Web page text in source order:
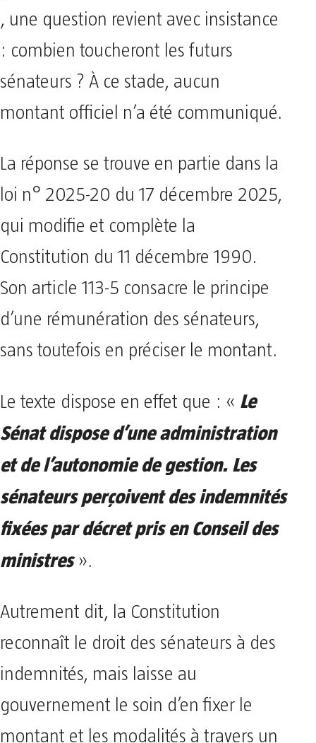
, une question revient avec insistance
: combien toucheront les futurs
sénateurs ? À ce stade, aucun
montant officiel n’a été communiqué.
La réponse se trouve en partie dans la
loi n° 2025-20 du 17 décembre 2025,
qui modifie et complète la
Constitution du 11 décembre 1990.
Son article 113-5 consacre le principe
d’une rémunération des sénateurs,
sans toutefois en préciser le montant.
Le texte dispose en effet que : « Le
Sénat dispose d’une administration
et de l’autonomie de gestion. Les
sénateurs perçoivent des indemnités
fixées par décret pris en Conseil des
ministres».
Autrement dit, la Constitution
reconnaît le droit des sénateurs à des
indemnités, mais laisse au
gouvernement le soin d’en fixer le
montant et les modalités à travers un